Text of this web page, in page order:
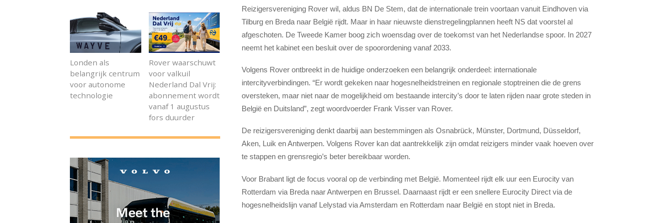
Reizigersvereniging Rover wil, aldus BN De Stem, dat de internationale trein voortaan vanuit Eindhoven via
Tilburg en Breda naar België rijdt. Maar in haar nieuwste dienstregelingplannen heeft NS dat voorstel al
afgeschoten. De Tweede Kamer boog zich woensdag over de toekomst van het Nederlandse spoor. In 2027
neemt het kabinet een besluit over de spoorordening vanaf 2033.
Volgens Rover ontbreekt in de huidige onderzoeken een belangrijk onderdeel: internationale
intercityverbindingen. “Er wordt gekeken naar hogesnelheidstreinen en regionale stoptreinen die de grens
oversteken, maar niet naar de mogelijkheid om bestaande intercity’s door te laten rijden naar grote steden in
België en Duitsland”, zegt woordvoerder Frank Visser van Rover.
De reizigersvereniging denkt daarbij aan bestemmingen als Osnabrück, Münster, Dortmund, Düsseldorf,
Aken, Luik en Antwerpen. Volgens Rover kan dat aantrekkelijk zijn omdat reizigers minder vaak hoeven over
te stappen en grensregio’s beter bereikbaar worden.
Voor Brabant ligt de focus vooral op de verbinding met België. Momenteel rijdt elk uur een Eurocity van
Rotterdam via Breda naar Antwerpen en Brussel. Daarnaast rijdt er een snellere Eurocity Direct via de
hogesnelheidslijn vanaf Lelystad via Amsterdam en Rotterdam naar België en stopt niet in Breda.
Londen als
belangrijk centrum
voor autonome
technologie
Rover waarschuwt
voor valkuil
Nederland Dal Vrij:
abonnement wordt
vanaf 1 augustus
fors duurder